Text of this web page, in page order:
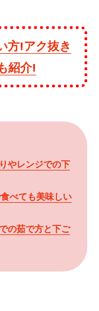
方!アク抜き
紹介!
やレンジでの下
べても美味しい
の茹で方と下ご